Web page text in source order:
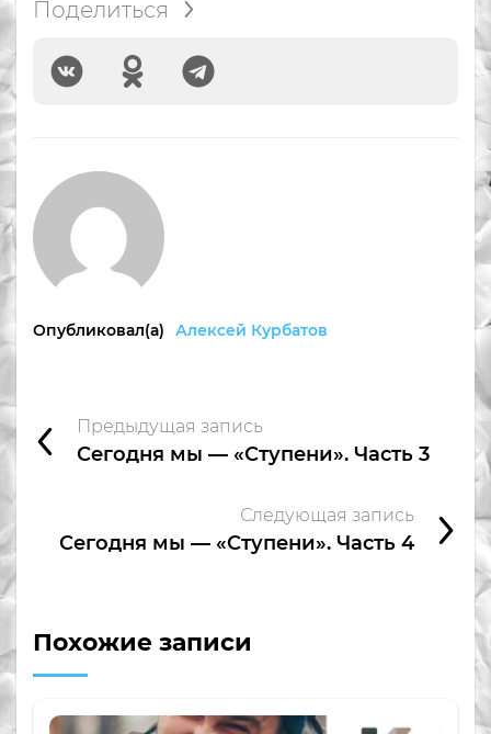
Поделиться
Опубликовал(а) Алексей Курбатов
Предыдущая запись
Сегодня мы — «Ступени». Часть 3
Следующая запись
Сегодня мы — «Ступени». Часть 4
Похожие записи